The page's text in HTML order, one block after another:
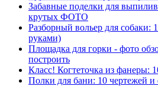
Забавные поделки для
крутых ФОТО
Разборный вольер для собаки:
руками)
Площадка для горки - фото
построить
Класс! Когтеточка из фанеры:
Полки для бани: 10 чертежей и